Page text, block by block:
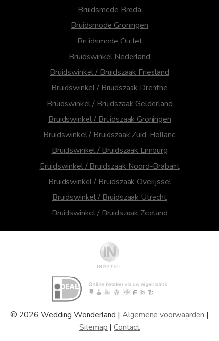
Bruidsmode Breda
Bruidsmode Groningen
Bruidsmode Outlet
Bruidswinkel Nederland
Bruidswinkel / Bruidszaak Friesland
Bruidswinkel / Bruidszaak Drenthe
Bruidswinkel / Bruidszaak Gelderland
Bruidswinkel / Bruidszaak Groningen
Bruidswinkel / Bruidszaak Zuid-Holland
Bruidswinkel / Bruidszaak Limburg
Bruidswinkel / Bruidszaak Noord-Brabant
Bruidswinkel / Bruidszaak Overijssel
Bruidswinkel / Bruidszaak Utrecht
Bruidswinkel / Bruidszaak Zeeland
© 2026 Wedding Wonderland | Algemene voorwaarden |
Sitemap | Contact